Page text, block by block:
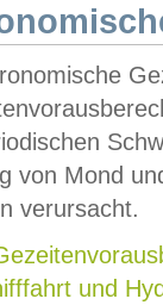
von Mond
verursacht.
und